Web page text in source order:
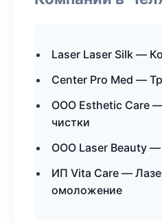
Laser Laser Silk —
Center Pro Med —
ООО Esthetic Care
чистки
ООО Laser Beauty
ИП Vita Care —
омоложение